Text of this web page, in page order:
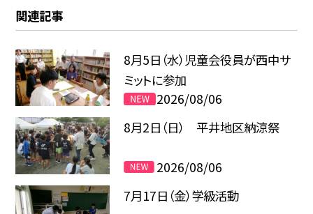
関連記事
8月5日（水）児童会役員が西中サ
ミットに参加
2026/08/06
8月2日（日） 平井地区納涼祭
2026/08/06
7月17日（金）学級活動